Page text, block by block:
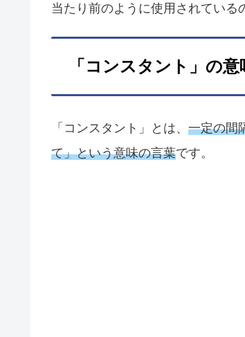
当たり前のように使用されている
「コンスタント」の意
「コンスタント」とは、 一定の間
て」という意味の言葉です。